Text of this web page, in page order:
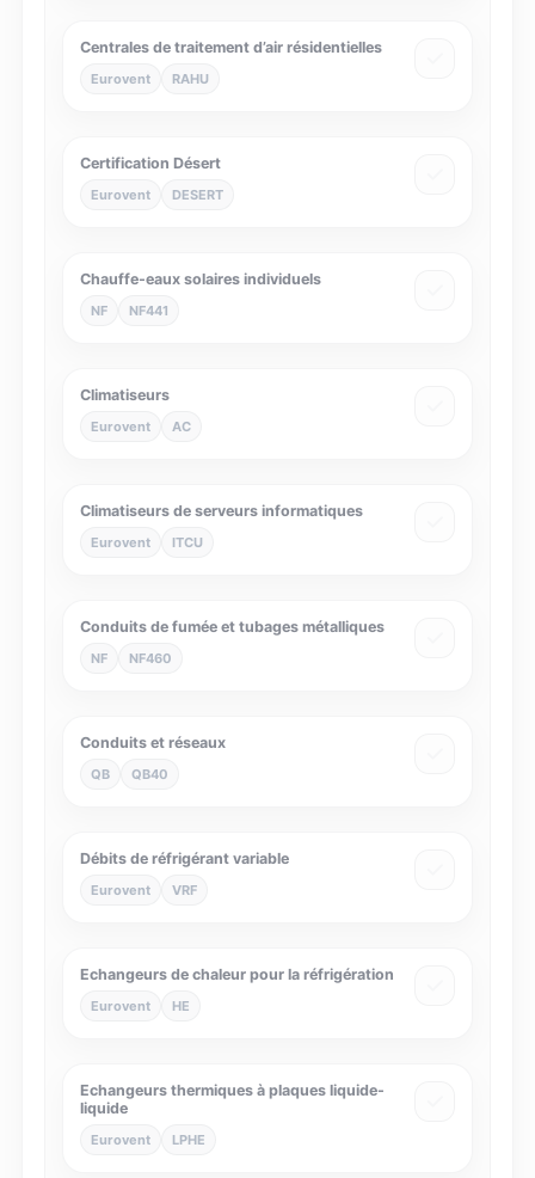
Centrales de traitement d’air résidentielles
Eurovent RAHU
Certification Désert
Eurovent DESERT
Chauffe-eaux solaires individuels
NF NF441
Climatiseurs
Eurovent AC
Climatiseurs de serveurs informatiques
Eurovent ITCU
Conduits de fumée et tubages métalliques
NF NF460
Conduits et réseaux
QB QB40
Débits de réfrigérant variable
Eurovent VRF
Echangeurs de chaleur pour la réfrigération
Eurovent HE
Echangeurs thermiques à plaques liquide-
liquide
Eurovent LPHE